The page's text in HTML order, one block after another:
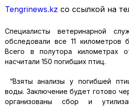
Tengrinews.kz со ссылкой на
Специалисты ветеринарной
обследовали все 11 километров
Всего в полутора километрах
насчитали 150 погибших птиц.
“Взяты анализы у погибшей
воды. Заключение будет готово
организованы сбор и